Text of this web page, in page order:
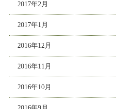
2017年2月
2017年1月
2016年12月
2016年11月
2016年10月